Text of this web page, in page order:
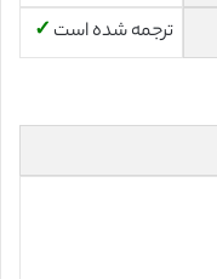
ترجمه شده است ✓